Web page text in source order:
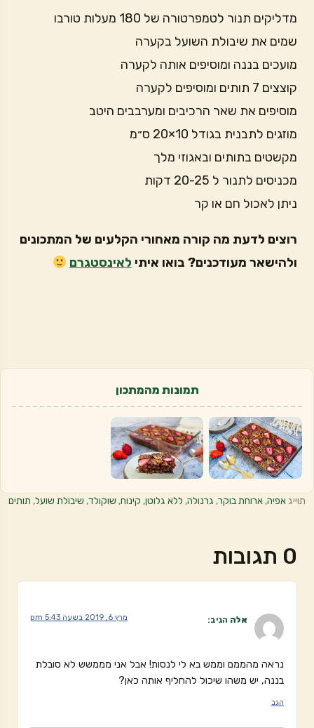
מדליקים תנור לטמפרטורה של 180 מעלות טורבו
שמים את שיבולת השועל בקערה
מועכים בננה ומוסיפים אותה לקערה
קוצצים 7 תותים ומוסיפים לקערה
מוסיפים את שאר הרכיבים ומערבבים היטב
מוזגים לתבנית בגודל 10×20 ס״מ
מקשטים בתותים ובאגוזי מלך
מכניסים לתנור ל 20-25 דקות
ניתן לאכול חם או קר
רוצים לדעת מה קורה מאחורי הקלעים של המתכונים
ולהישאר מעודכנים? בואו איתי לאינסטגרם
תמונות מהמתכון
תוייג אפיה, ארוחת בוקר, גרנולה, ללא גלוטן, קינוח, שוקולד, שיבולת שועל, תותים
0 תגובות
אלה הגיב: מרץ 6, 2019 בשעה 5:43 pm
נראה מהממם וממש בא לי לנסות! אבל אני מממשש לא סובלת
בננה, יש משהו שיכול להחליף אותה כאן?
הגב